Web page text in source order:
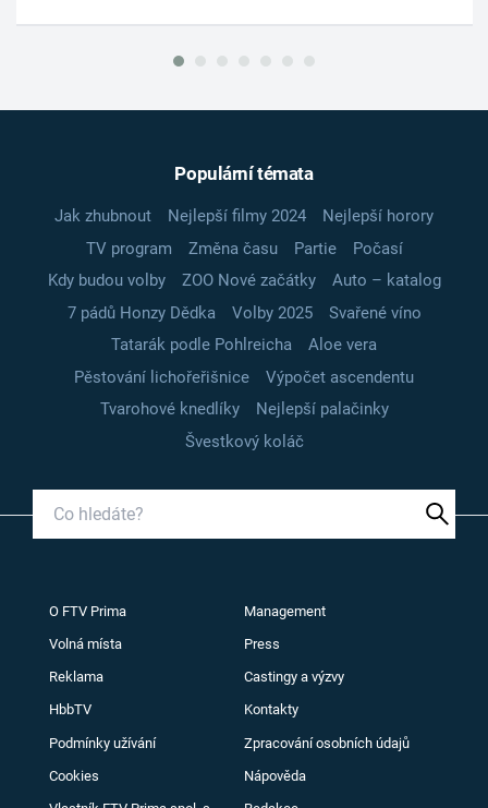
Populární témata
Jak zhubnout Nejlepší filmy 2024
Nejlepší horory
TV program
Změna času Partie
Počasí
Kdy budou volby
ZOO Nové začátky
Auto – katalog
7 pádů Honzy Dědka
Volby 2025
Svařené víno
Tatarák podle Pohlreicha
Aloe vera
Pěstování lichořeřišnice
Výpočet ascendentu
Tvarohové knedlíky
Nejlepší palačinky
Švestkový koláč
O FTV Prima Management
Volná místa Press
Reklama Castingy a výzvy
HbbTV Kontakty
Podmínky užívání Zpracování osobních údajů
Cookies Nápověda